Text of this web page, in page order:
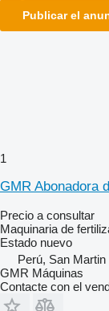
Publicar el
1
GMR Abonadora
Precio a consultar
Maquinaria de
Estado nuevo
Perú, San Martin
GMR Máquinas
Contacte con el